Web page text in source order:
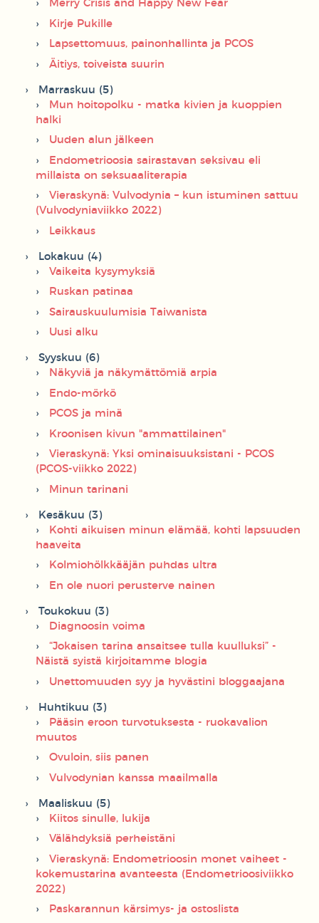
Merry Crisis and Happy New Fear
Kirje Pukille
Lapsettomuus, painonhallinta ja PCOS
Äitiys, toiveista suurin
Marraskuu (5)
Mun hoitopolku - matka kivien ja kuoppien
halki
Uuden alun jälkeen
Endometrioosia sairastavan seksivau eli
millaista on seksuaaliterapia
Vieraskynä: Vulvodynia – kun istuminen sattuu
(Vulvodyniaviikko 2022)
Leikkaus
Lokakuu (4)
Vaikeita kysymyksiä
Ruskan patinaa
Sairauskuulumisia Taiwanista
Uusi alku
Syyskuu (6)
Näkyviä ja näkymättömiä arpia
Endo-mörkö
PCOS ja minä
Kroonisen kivun "ammattilainen"
Vieraskynä: Yksi ominaisuuksistani - PCOS
(PCOS-viikko 2022)
Minun tarinani
Kesäkuu (3)
Kohti aikuisen minun elämää, kohti lapsuuden
haaveita
Kolmiohölkkääjän puhdas ultra
En ole nuori perusterve nainen
Toukokuu (3)
Diagnoosin voima
“Jokaisen tarina ansaitsee tulla kuulluksi” -
Näistä syistä kirjoitamme blogia
Unettomuuden syy ja hyvästini bloggaajana
Huhtikuu (3)
Pääsin eroon turvotuksesta - ruokavalion
muutos
Ovuloin, siis panen
Vulvodynian kanssa maailmalla
Maaliskuu (5)
Kiitos sinulle, lukija
Välähdyksiä perheistäni
Vieraskynä: Endometrioosin monet vaiheet -
kokemustarina avanteesta (Endometrioosiviikko
2022)
Paskarannun kärsimys- ja ostoslista